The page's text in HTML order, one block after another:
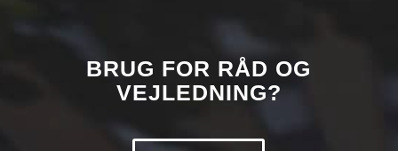
BRUG FOR RÅD OG
VEJLEDNING?